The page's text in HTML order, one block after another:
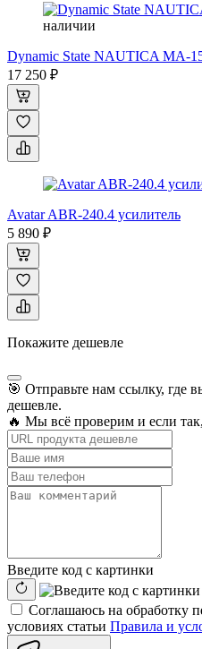
наличии
Dynamic State NAUTICA MA-
17 250 ₽
Avatar ABR-240.4 усилитель
5 890 ₽
Покажите дешевле
🎯 Отправьте нам ссылку, где
дешевле.
🔥 Мы всё проверим и если
Введите код с картинки
Соглашаюсь на обработку
условиях статьи Правила и